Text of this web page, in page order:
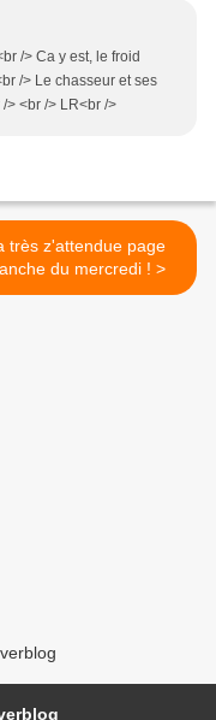
/> Ca y est, le froid
/> Le chasseur et ses
> <br /> LR<br />
très z'attendue page
blanche du mercredi ! >